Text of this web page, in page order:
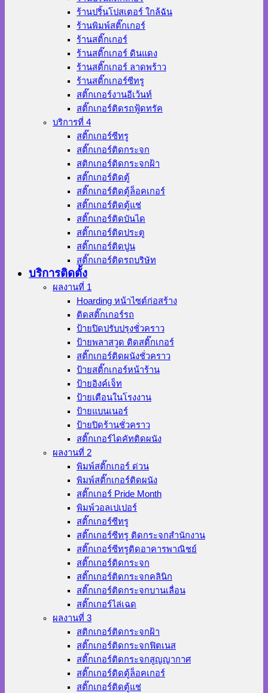
ร้านปริ้นโปสเตอร์ ใกล้ฉัน
ร้านพิมพ์สติ๊กเกอร์
ร้านสติ๊กเกอร์
ร้านสติ๊กเกอร์ ดินแดง
ร้านสติ๊กเกอร์ ลาดพร้าว
ร้านสติ๊กเกอร์ซีทรู
สติ๊กเกอร์งานอีเว้นท์
สติ๊กเกอร์ติดรถฟู้ดทรัค
บริการที่ 4
สติ๊กเกอร์ซีทรู
สติ๊กเกอร์ติดกระจก
สติกเกอร์ติดกระจกฝ้า
สติ๊กเกอร์ติดตู้
สติ๊กเกอร์ติดตู้ล็อคเกอร์
สติ๊กเกอร์ติดตู้แช่
สติ๊กเกอร์ติดบันได
สติ๊กเกอร์ติดประตู
สติ๊กเกอร์ติดปูน
สติ๊กเกอร์ติดรถบริษัท
บริการติดตั้ง
ผลงานที่ 1
Hoarding หน้าไซต์ก่อสร้าง
ติดสติ๊กเกอร์รถ
ป้ายปิดปรับปรุงชั่วคราว
ป้ายพลาสวูด ติดสติ๊กเกอร์
สติ๊กเกอร์ติดผนังชั่วคราว
ป้ายสติ๊กเกอร์หน้าร้าน
ป้ายอิงค์เจ็ท
ป้ายเตือนในโรงงาน
ป้ายแบนเนอร์
ป้ายปิดร้านชั่วคราว
สติ๊กเกอร์ไดคัทติดผนัง
ผลงานที่ 2
พิมพ์สติ๊กเกอร์ ด่วน
พิมพ์สติ๊กเกอร์ติดผนัง
สติ๊กเกอร์ Pride Month
พิมพ์วอลเปเปอร์
สติ๊กเกอร์ซีทรู
สติ๊กเกอร์ซีทรู ติดกระจกสำนักงาน
สติ๊กเกอร์ซีทรูติดอาคารพาณิชย์
สติ๊กเกอร์ติดกระจก
สติ๊กเกอร์ติดกระจกคลินิก
สติ๊กเกอร์ติดกระจกบานเลื่อน
สติ๊กเกอร์ไล่เฉด
ผลงานที่ 3
สติกเกอร์ติดกระจกฝ้า
สติ๊กเกอร์ติดกระจกฟิตเนส
สติ๊กเกอร์ติดกระจกสูญญากาศ
สติ๊กเกอร์ติดตู้ล็อคเกอร์
สติ๊กเกอร์ติดตู้แช่